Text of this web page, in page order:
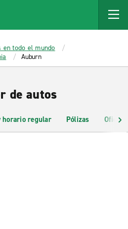
todo el mundo
Auburn
de autos
horario regular Pólizas